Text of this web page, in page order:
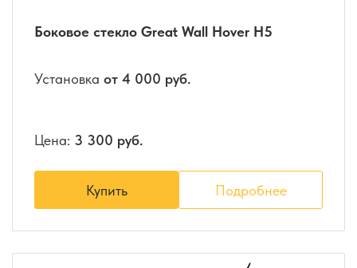
Боковое стекло Great Wall Hover H5
Установка от 4 000 руб.
Цена: 3 300 руб.
Купить Подробнее